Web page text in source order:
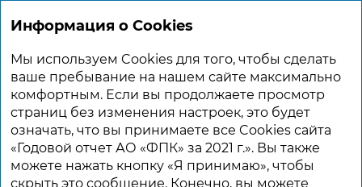
ГОДОВОЙ ОТЧЕТ 2021
Устойчивое развитие
УСТОЙЧИВОЕ РАЗВИТИЕ
Чтобы существенно увеличить объемы
Информация о Cookies
Мы используем Cookies для того, чтобы сделать
ваше пребывание на нашем сайте максимально
комфортным. Если вы продолжаете просмотр
страниц без изменения настроек, это будет
означать, что вы принимаете все Cookies сайта
«Годовой отчет АО «ФПК» за 2021 г.». Вы также
можете нажать кнопку «Я принимаю», чтобы
скрыть это сообщение. Конечно, вы можете